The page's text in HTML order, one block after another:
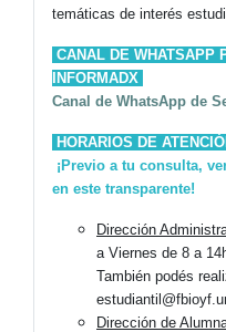
temáticas de interés
CANAL DE WHATSAPP
INFORMADX
Canal de WhatsApp de
HORARIOS DE
¡Previo a tu consulta,
en este transparente!
Dirección
a Viernes de 8 a
También podés
Dirección de